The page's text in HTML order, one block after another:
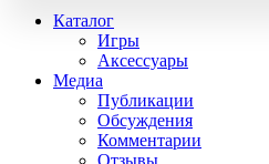
Каталог
Игры
Аксессуары
Медиа
Публикации
Обсуждения
Комментарии
Отзывы